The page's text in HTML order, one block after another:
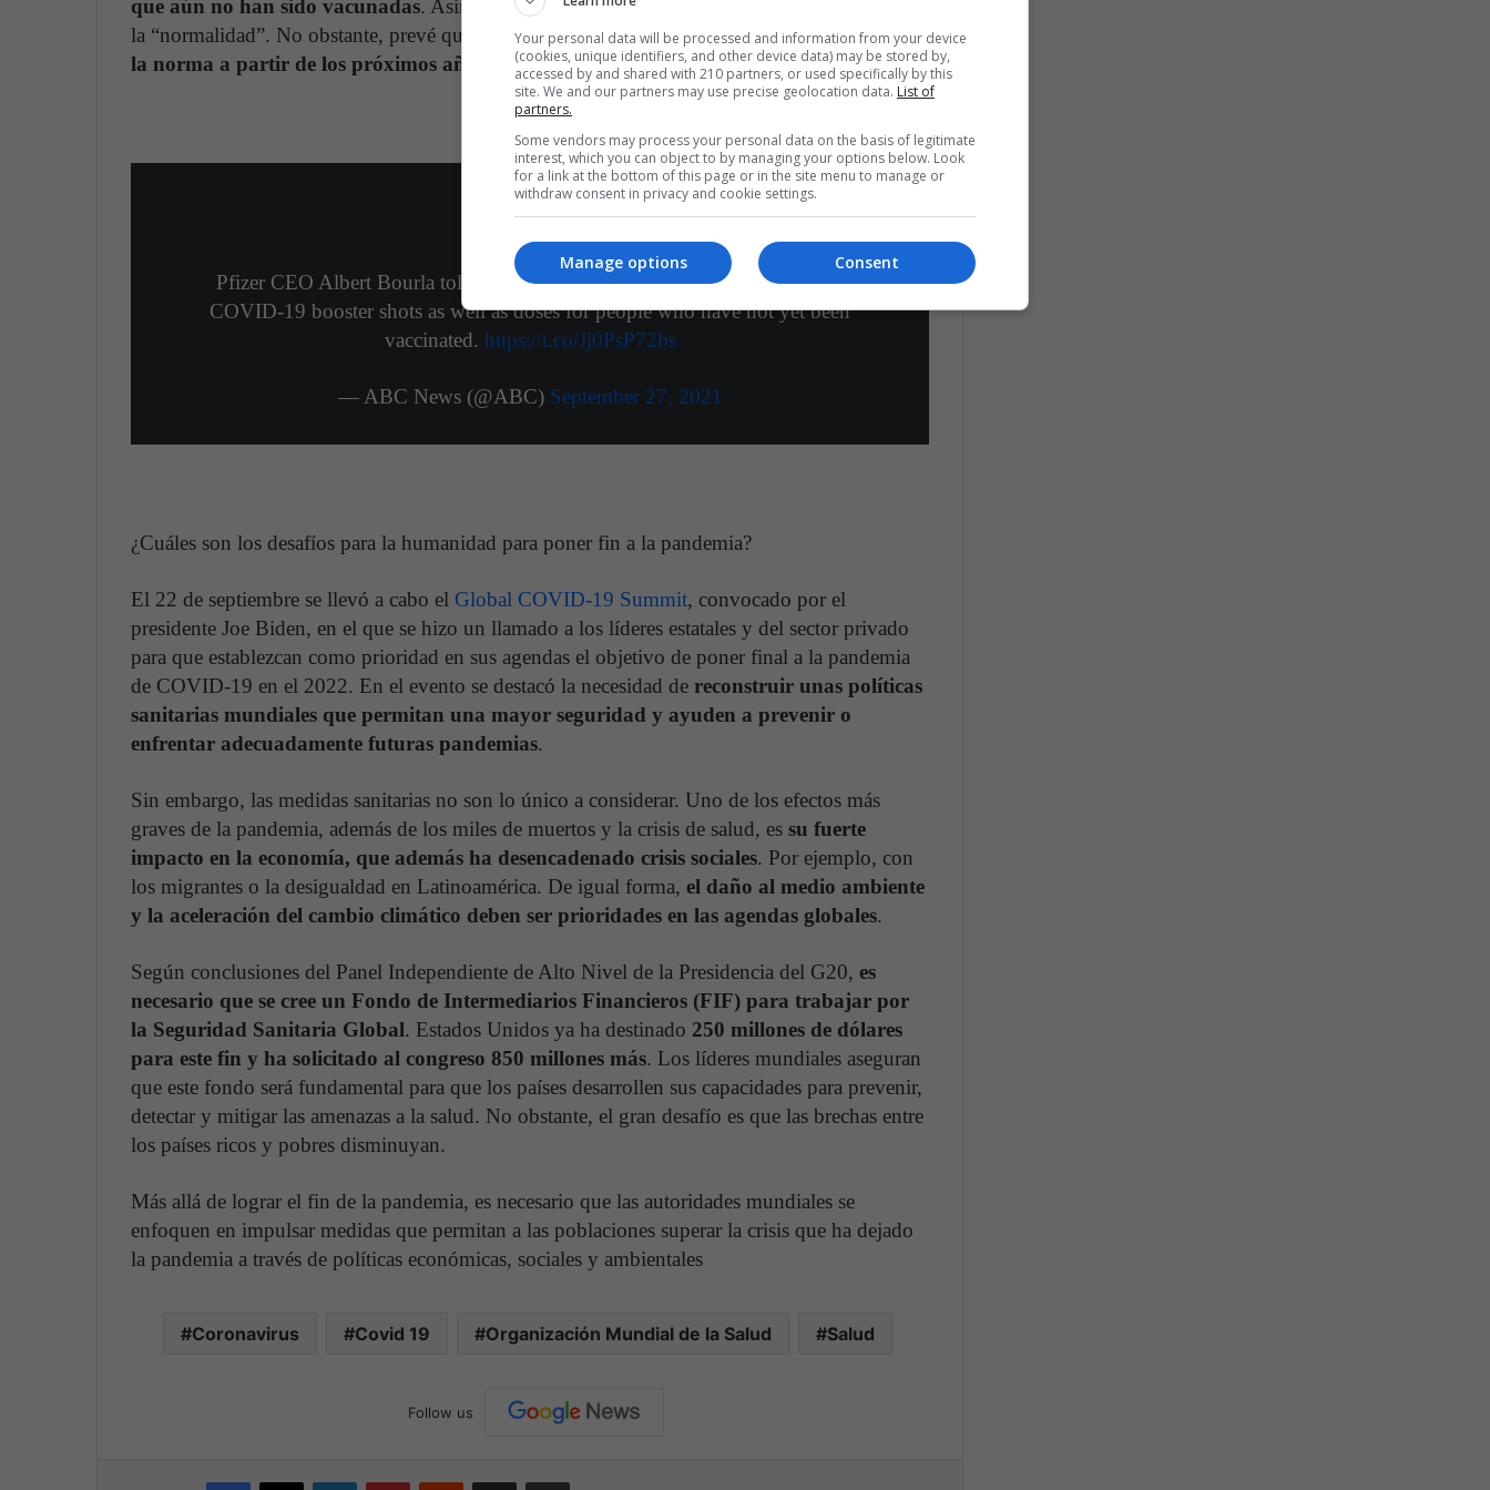
que aún no han sido vacunadas. Asimismo, indicó que el próximo año se podrá regresar a
la “normalidad”. No obstante, prevé que
la vacunación anual contra esta enfermedad será
la norma a partir de los próximos años
Pfizer CEO Albert Bourla told @ABCNews it is possible to provide both
COVID-19 booster shots as well as doses for people who have not yet been
vaccinated. https://t.co/Jj0PsP72bs
— ABC News (@ABC) September 27, 2021
¿Cuáles son los desafíos para la humanidad para poner fin a la pandemia?
El 22 de septiembre se llevó a cabo el Global COVID-⁠19 Summit, convocado por el
presidente Joe Biden, en el que se hizo un llamado a los líderes estatales y del sector privado
para que establezcan como prioridad en sus agendas el objetivo de poner final a la pandemia
de COVID-19 en el 2022. En el evento se destacó la necesidad de reconstruir unas políticas
sanitarias mundiales que permitan una mayor seguridad y ayuden a prevenir o
enfrentar adecuadamente futuras pandemias.
Sin embargo, las medidas sanitarias no son lo único a considerar. Uno de los efectos más
graves de la pandemia, además de los miles de muertos y la crisis de salud, es su fuerte
impacto en la economía, que además ha desencadenado crisis sociales. Por ejemplo, con
los migrantes o la desigualdad en Latinoamérica. De igual forma, el daño al medio ambiente
y la aceleración del cambio climático deben ser prioridades en las agendas globales.
Según conclusiones del Panel Independiente de Alto Nivel de la Presidencia del G20, es
necesario que se cree un Fondo de Intermediarios Financieros (FIF) para trabajar por
la Seguridad Sanitaria Global. Estados Unidos ya ha destinado 250 millones de dólares
para este fin y ha solicitado al congreso 850 millones más. Los líderes mundiales aseguran
que este fondo será fundamental para que los países desarrollen sus capacidades para prevenir,
detectar y mitigar las amenazas a la salud. No obstante, el gran desafío es que las brechas entre
los países ricos y pobres disminuyan.
Más allá de lograr el fin de la pandemia, es necesario que las autoridades mundiales se
enfoquen en impulsar medidas que permitan a las poblaciones superar la crisis que ha dejado
la pandemia a través de políticas económicas, sociales y ambientales
Coronavirus Covid 19 Organización Mundial de la Salud Salud
Follow us
Your personal data will be processed and information from your device
(cookies, unique identifiers, and other device data) may be stored by,
accessed by and shared with 210 partners, or used specifically by this
site. We and our partners may use precise geolocation data. List of
partners.
Some vendors may process your personal data on the basis of legitimate
interest, which you can object to by managing your options below. Look
for a link at the bottom of this page or in the site menu to manage or
withdraw consent in privacy and cookie settings.
Consent
Manage options